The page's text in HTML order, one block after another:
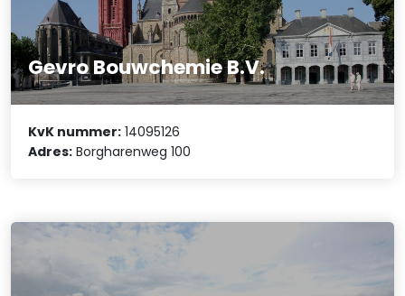
Gevro Bouwchemie B.V.
KvK nummer: 14095126
Adres: Borgharenweg 100